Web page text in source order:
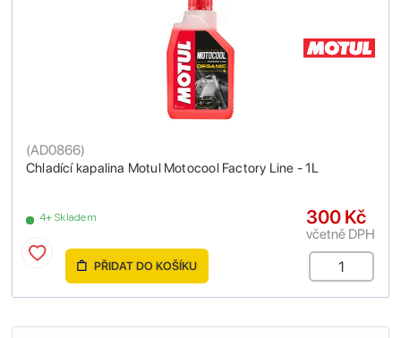
Chladící kapalina Motul Motocool Factory Line - 1L
(AD0866)
4+ Skladem 300 Kč
včetně DPH
PŘIDAT DO KOŠÍKU